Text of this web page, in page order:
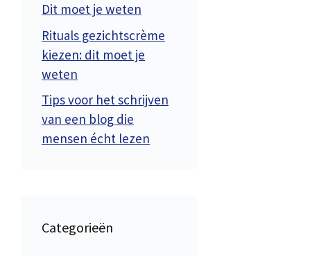
Dit moet je weten
Rituals gezichtscrème
kiezen: dit moet je
weten
Tips voor het schrijven
van een blog die
mensen écht lezen
Categorieën